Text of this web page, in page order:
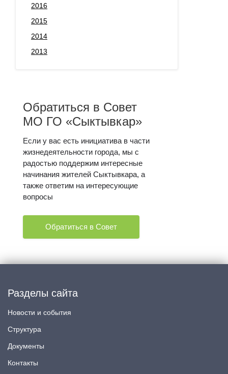
2016
2015
2014
2013
Обратиться в Совет
МО ГО «Сыктывкар»
Если у вас есть инициатива в части
жизнедеятельности города, мы с
радостью поддержим интересные
начинания жителей Сыктывкара, а
также ответим на интересующие
вопросы
Обратиться в Совет
Разделы сайта
Новости и события
Структура
Документы
Контакты